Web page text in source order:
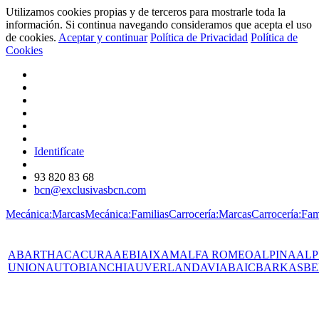
Utilizamos cookies propias y de terceros para mostrarle toda la
información. Si continua navegando consideramos que acepta el uso
de cookies. Aceptar y continuar Política de Privacidad Política de
Cookies
Identifícate
93 820 83 68
bcn@exclusivasbcn.com
Mecánica:MarcasMecánica:FamiliasCarrocería:Marcas
ABARTHACACURAAEBIAIXAMALFA ROMEOALPINA
UNIONAUTOBIANCHIAUVERLANDAVIABAICBARKAS